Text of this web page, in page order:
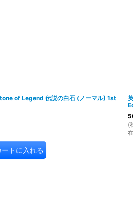
of Legend 伝説の白石 (ノーマル) 1st
ートに入れる
(